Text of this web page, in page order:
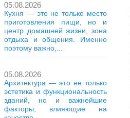
05.08.2026
Кухня — это не только место
приготовления пищи, но и
центр домашней жизни, зона
отдыха и общения. Именно
поэтому важно,...
05.08.2026
Архитектура — это не только
эстетика и функциональность
зданий, но и важнейшие
факторы, влияющие на